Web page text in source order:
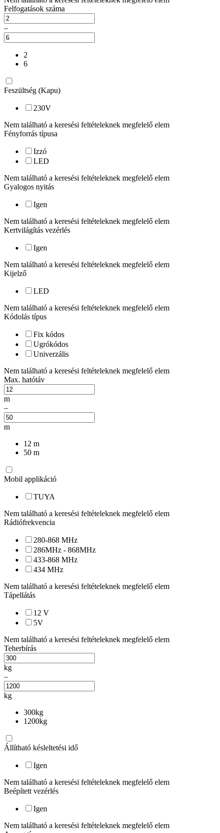
Felfogatások száma
–
2
6
Feszültség (Kapu)
230V
Nem található a keresési feltételeknek megfelelő elem
Fényforrás típusa
Izzó
LED
Nem található a keresési feltételeknek megfelelő elem
Gyalogos nyitás
Igen
Nem található a keresési feltételeknek megfelelő elem
Kertvilágítás vezérlés
Igen
Nem található a keresési feltételeknek megfelelő elem
Kijelző
LED
Nem található a keresési feltételeknek megfelelő elem
Kódolás típus
Fix kódos
Ugrókódos
Univerzális
Nem található a keresési feltételeknek megfelelő elem
Max. hatótáv
m
–
m
12 m
50 m
Mobil applikáció
TUYA
Nem található a keresési feltételeknek megfelelő elem
Rádiófrekvencia
280-868 MHz
286MHz - 868MHz
433-868 MHz
434 MHz
Nem található a keresési feltételeknek megfelelő elem
Tápellátás
12 V
5V
Nem található a keresési feltételeknek megfelelő elem
Teherbírás
kg
–
kg
300kg
1200kg
Állítható késleltetési idő
Igen
Nem található a keresési feltételeknek megfelelő elem
Beépített vezérlés
Igen
Nem található a keresési feltételeknek megfelelő elem